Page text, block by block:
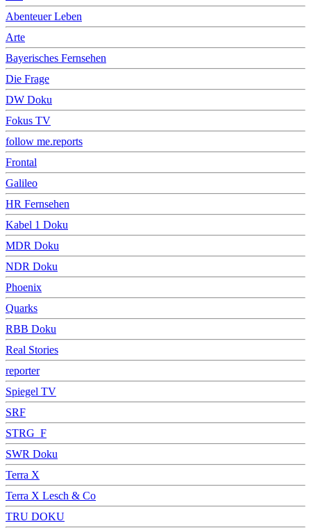
Abenteuer Leben
Arte
Bayerisches Fernsehen
Die Frage
DW Doku
Fokus TV
follow me.reports
Frontal
Galileo
HR Fernsehen
Kabel 1 Doku
MDR Doku
NDR Doku
Phoenix
Quarks
RBB Doku
Real Stories
reporter
Spiegel TV
SRF
STRG_F
SWR Doku
Terra X
Terra X Lesch & Co
TRU DOKU